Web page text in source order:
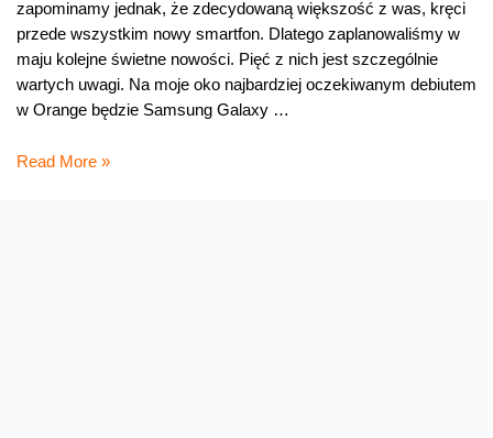
zapominamy jednak, że zdecydowaną większość z was, kręci
przede wszystkim nowy smartfon. Dlatego zaplanowaliśmy w
maju kolejne świetne nowości. Pięć z nich jest szczególnie
wartych uwagi. Na moje oko najbardziej oczekiwanym debiutem
w Orange będzie Samsung Galaxy …
Majowe
Read More »